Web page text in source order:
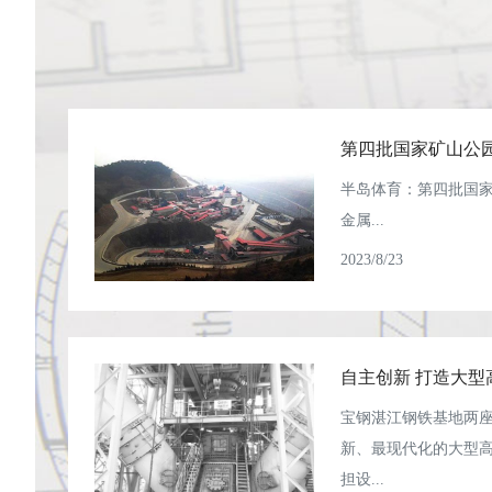
半岛体育：第四批国
金属...
2023/8/23
宝钢湛江钢铁基地两
新、最现代化的大型
担设...